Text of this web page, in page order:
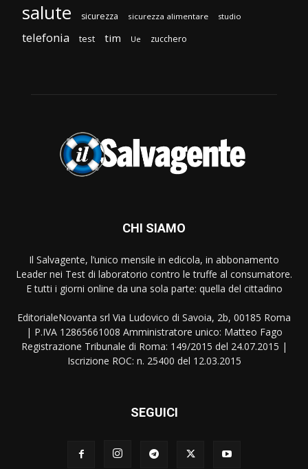
salute sicurezza sicurezza alimentare studio
telefonia test tim Ue zucchero
CHI SIAMO
Il Salvagente, l’unico mensile in edicola, in abbonamento
Leader nei Test di laboratorio contro le truffe al consumatore.
E tutti i giorni online da una sola parte: quella del cittadino
EditorialeNovanta srl Via Ludovico di Savoia, 2b, 00185 Roma
| P.IVA 12865661008 Amministratore unico: Matteo Fago
Registrazione Tribunale di Roma: 149/2015 del 24.07.2015 |
Iscrizione ROC: n. 25400 del 12.03.2015
SEGUICI